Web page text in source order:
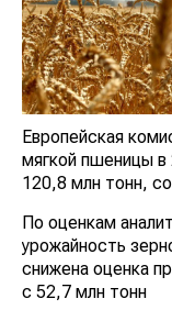
Европейская
мягкой пшеницы
120,8 млн тонн,
По оценкам
урожайность
снижена оценка
с 52,7 млн тонн